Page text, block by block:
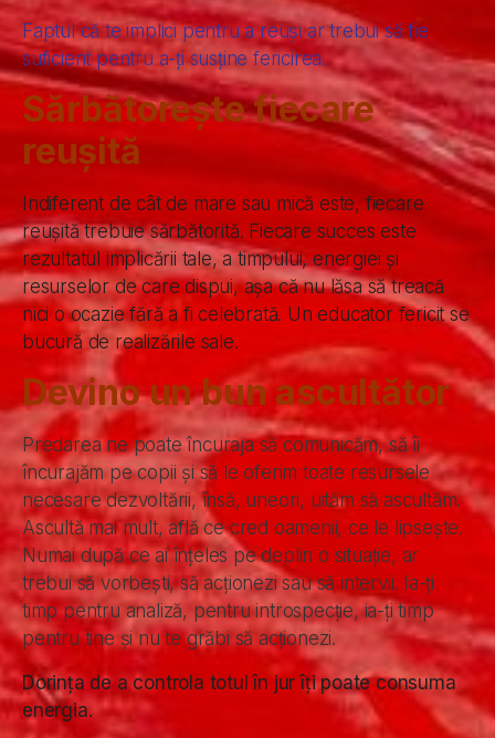
Faptul că te implici pentru a reuși ar trebui să fie
suficient pentru a-ți susține fericirea.
Sărbătorește fiecare
reușită
Indiferent de cât de mare sau mică este, fiecare
reușită trebuie sărbătorită. Fiecare succes este
rezultatul implicării tale, a timpului, energiei și
resurselor de care dispui, așa că nu lăsa să treacă
nici o ocazie fără a fi celebrată. Un educator fericit se
bucură de realizările sale.
Devino un bun ascultător
Predarea ne poate încuraja să comunicăm, să îi
încurajăm pe copii și să le oferim toate resursele
necesare dezvoltării, însă, uneori, uităm să ascultăm.
Ascultă mai mult, află ce cred oamenii, ce le lipsește.
Numai după ce ai înțeles pe deplin o situație, ar
trebui să vorbești, să acționezi sau să intervii. Ia-ți
timp pentru analiză, pentru introspecție, ia-ți timp
pentru tine și nu te grăbi să acționezi.
Dorința de a controla totul în jur îți poate consuma
energia.